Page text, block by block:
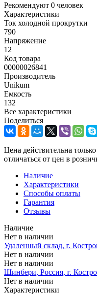
Рекомендуют 0 человек
Характеристики
Ток холодной прокрутки
790
Напряжение
12
Код товара
00000026841
Производитель
Unikum
Емкость
132
Все характеристики
Поделиться
Цена действительна
отличаться от цен в
Наличие
Характеристики
Способы оплаты
Гарантия
Отзывы
Наличие
Нет в наличии
Удаленный склад, г.
Нет в наличии
Нет в наличии
Шинбери, Россия, г.
Нет в наличии
Характеристики